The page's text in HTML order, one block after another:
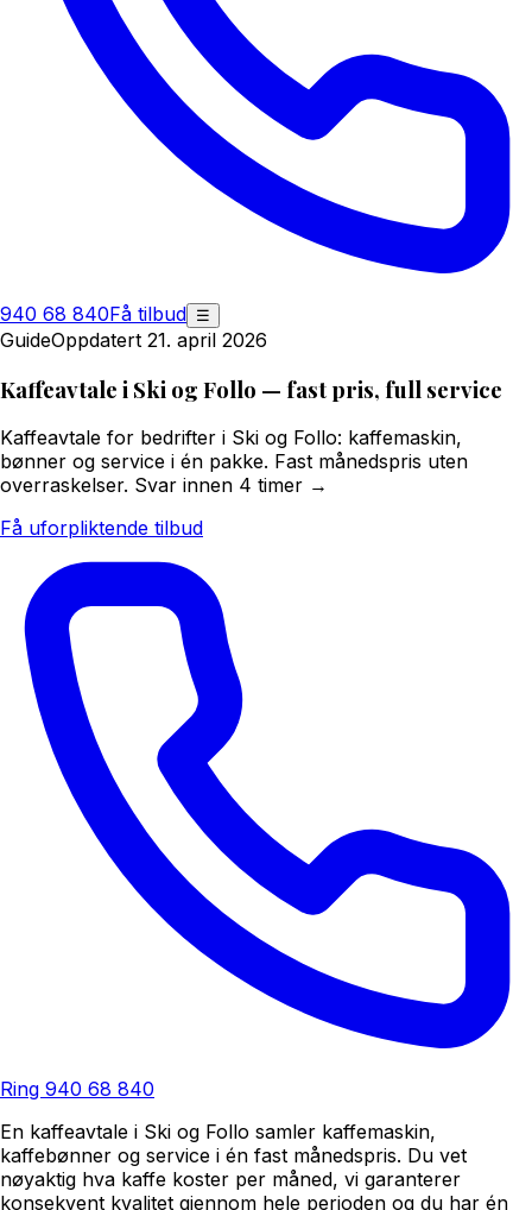
940 68 840Få tilbud ☰
GuideOppdatert 21. april 2026
Kaffeavtale i Ski og Follo — fast pris, full service
Kaffeavtale for bedrifter i Ski og Follo: kaffemaskin,
bønner og service i én pakke. Fast månedspris uten
overraskelser. Svar innen 4 timer →
Få uforpliktende tilbud
Ring 940 68 840
En kaffeavtale i Ski og Follo samler kaffemaskin,
kaffebønner og service i én fast månedspris. Du vet
nøyaktig hva kaffe koster per måned, vi garanterer
konsekvent kvalitet gjennom hele perioden og du har én